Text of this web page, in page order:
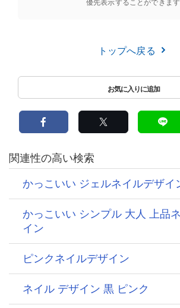
優先表示することができます
トップへ戻る